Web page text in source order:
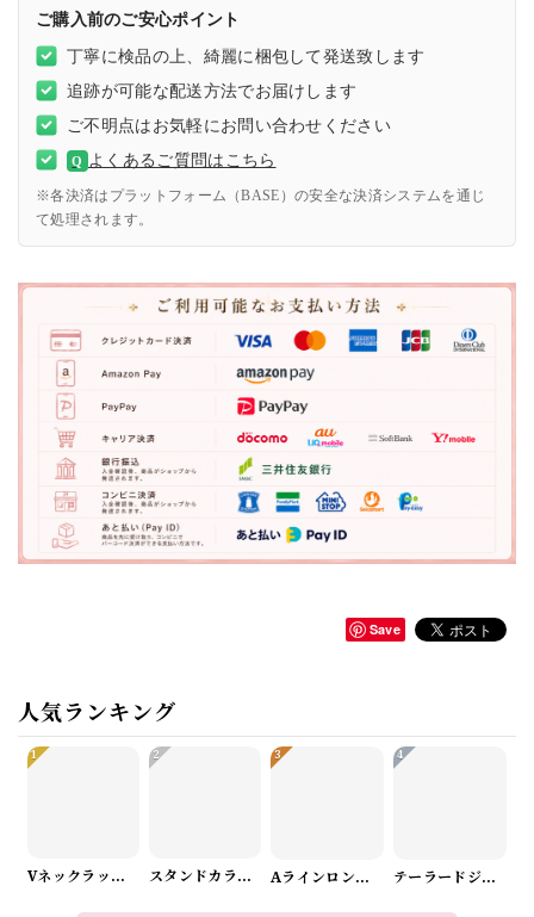
ご購入前のご安心ポイント
丁寧に検品の上、綺麗に梱包して発送致します
追跡が可能な配送方法でお届けします
ご不明点はお気軽にお問い合わせください
Q よくあるご質問はこちら
※各決済はプラットフォーム（BASE）の安全な決済システムを通じ
て処理されます。
Save
人気ランキング
1
Vネックラップデザインニット（3color） A1008
2
スタンドカラーロングスリーブリボンブラウス（3color） A1126
3
Aラインロングワンピース（2color） A0908
4
テーラードジャケット＆ワイドパンツスーツwithスカーフ A0987